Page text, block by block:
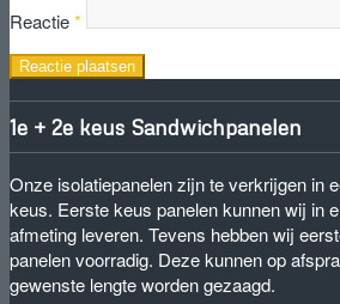
Reactie*
1e + 2e keus Sandwichpanelen
Onze isolatiepanelen zijn te verkrijgen in
keus. Eerste keus panelen kunnen wij in
afmeting leveren. Tevens hebben wij
panelen voorradig. Deze kunnen op
gewenste lengte worden gezaagd.